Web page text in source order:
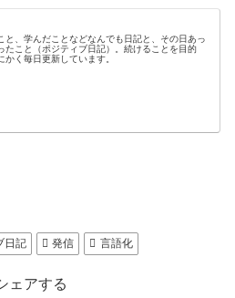
と、学んだことなどなんでも日記と、その日あっ
たこと（ポジティブ日記）。続けることを目的
かく毎日更新しています。
日記 発信 言語化
ェアする